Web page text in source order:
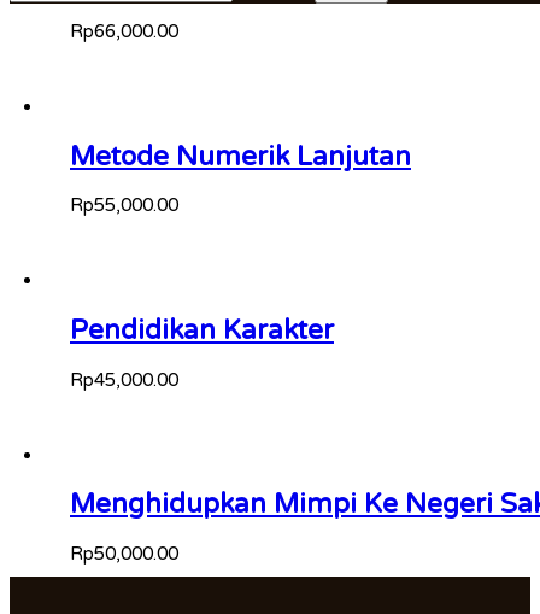
Rp66,000.00
Metode Numerik Lanjutan
Rp55,000.00
Pendidikan Karakter
Rp45,000.00
Menghidupkan Mimpi Ke Negeri
Rp50,000.00